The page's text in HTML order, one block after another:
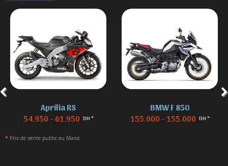
Aprilia RS
54.950 - 61.950 DH *
BMW F 850
155.000 - 155.000 DH *
* Prix de vente public au Maroc